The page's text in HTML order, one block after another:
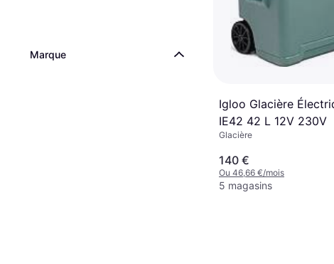
Marque
Igloo Glacière
IE42 42 L 12V 230V
Glacière
140 €
Ou 46,66 €/mois
5 magasins